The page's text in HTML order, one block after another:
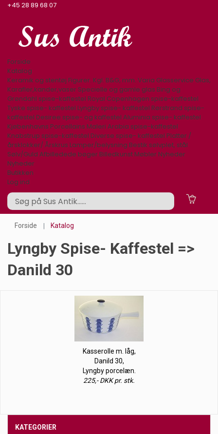
+45 28 89 68 07
Forside
Katalog
Keramik og stentøj Figurer. Kgl. B&G, mm. Varia Glasservice Glas,
Karafler,kander,vaser Specielle og gamle glas Bing og
Grøndahl spise-kaffestel Royal Copenhagen spise-kaffestel
Tyske spise- kaffestel Lyngby spise- kaffestel Rørstrand spise-
kaffestel Desiree spise- og kaffestel Aluminia spise- kaffestel
Kjøbenhavns Porcellains Maleri Arabia spise-kaffestel
Knabstrup spise-kaffestel Diverse spise- kaffestel Platter /
årsklokker/ Årskrus Lamper/belysning Bestik sølvplet, stål
Sølv/Guld Afbilledede bøger Billedkunst Møbler Nyheder
Nyheder
Butikken
Log ind
Forside Katalog
Lyngby Spise- Kaffestel =>
Danild 30
Kasserolle m. låg,
Danild 30,
Lyngby porcelæn.
225,- DKK pr. stk.
KATEGORIER